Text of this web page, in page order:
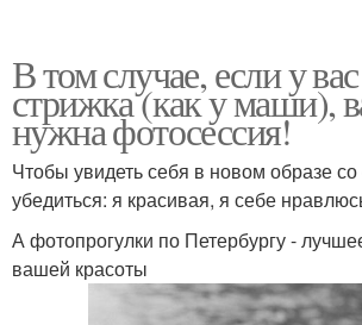
В том случае, если у
стрижка (как у маши),
нужна фотосессия!
Чтобы увидеть себя в новом образе
убедиться: я красивая, я себе
А фотопрогулки по Петербургу -
вашей красоты